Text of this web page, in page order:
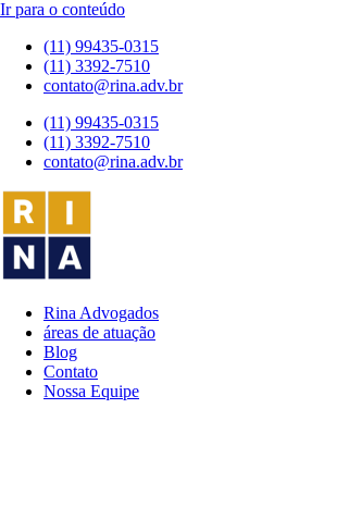
Ir para o conteúdo
(11) 99435-0315
(11) 3392-7510
contato@rina.adv.br
(11) 99435-0315
(11) 3392-7510
contato@rina.adv.br
Rina Advogados
áreas de atuação
Blog
Contato
Nossa Equipe